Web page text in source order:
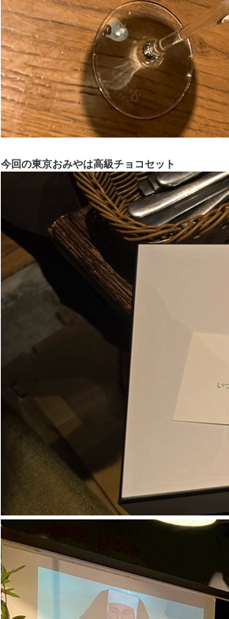
今回の東京おみやは高級チョコセット